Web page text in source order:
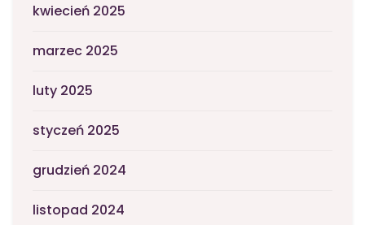
kwiecień 2025
marzec 2025
luty 2025
styczeń 2025
grudzień 2024
listopad 2024